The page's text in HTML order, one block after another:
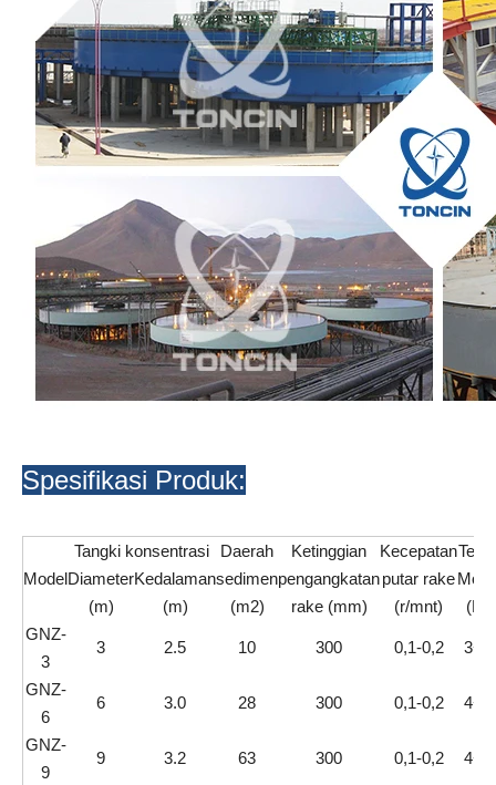
Spesifikasi Produk:
Model
Tangki konsentrasi
Daerah
sedimen
(m2)
Ketinggian
pengangkatan
rake (mm)
Kecepatan
putar rake
(r/mnt)
Diameter
(m)
Kedalaman
(m)
GNZ-
3
3 2.5 10 300 0,1-0,2
GNZ-
6
6 3.0 28 300 0,1-0,2
GNZ-
9
9 3.2 63 300 0,1-0,2